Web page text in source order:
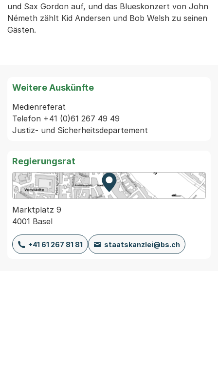
und Sax Gordon auf, und das Blueskonzert von John
Németh zählt Kid Andersen und Bob Welsh zu seinen
Gästen.
Weitere Auskünfte
Medienreferat
Telefon +41 (0)61 267 49 49
Regierungsrat
Zur Karte von MapBS.
Externer Link, wird in einem
Marktplatz 9
4001 Basel
+41 61 267 81 81 staatskanzlei@bs.ch